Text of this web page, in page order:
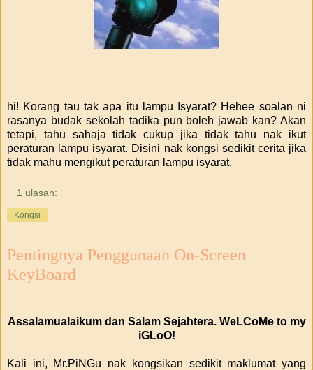
hi! Korang tau tak apa itu lampu Isyarat? Hehee soalan ni
rasanya budak sekolah tadika pun boleh jawab kan? Akan
tetapi, tahu sahaja tidak cukup jika tidak tahu nak ikut
peraturan lampu isyarat. Disini nak kongsi sedikit cerita jika
tidak mahu mengikut peraturan lampu isyarat.
1 ulasan:
Kongsi
Pentingnya Penggunaan On-Screen
KeyBoard
Assalamualaikum dan Salam Sejahtera. WeLCoMe to my
iGLoO!
Kali ini, Mr.PiNGu nak kongsikan sedikit maklumat yang